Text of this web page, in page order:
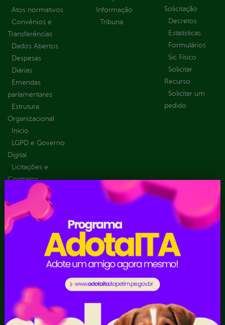
Atos normativos
Convênios e
Transferências
Dados Abertos
Despesas
Diárias
Emendas
parlamentares
Estrutura
Organizacional
Inicio
LGPD e Governo
Digital
Licitações e
Contratos
Obras Públicas
Planejamento e
Prestação de Contas
Receitas
Recursos Humanos
Informação
Tribuna
Solicitação
Decretos
Estatísticas
Formulários
Sic Físico
Solicitar
Recurso
Solicitar um
pedido
Ouvidoria
Acompanhar uma
Manifestação
Atendimento via WhatsApp
Competências da Ouvidoria
Portal Transporte
Escolar
Contratos
Contratos Administrativos
Despesas